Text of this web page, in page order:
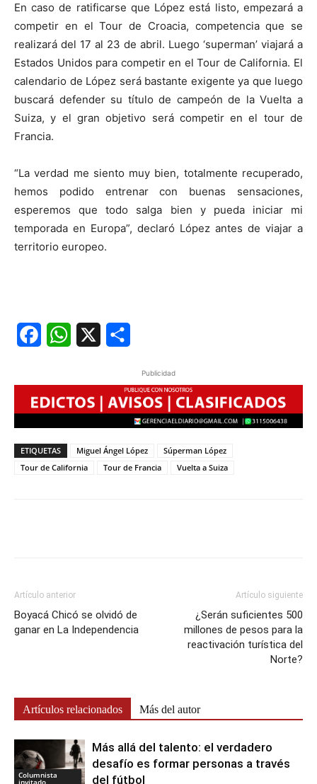
En caso de ratificarse que López está listo, empezará a
competir en el Tour de Croacia, competencia que se
realizará del 17 al 23 de abril. Luego ‘superman’ viajará a
Estados Unidos para competir en el Tour de California. El
calendario de López será bastante exigente ya que luego
buscará defender su título de campeón de la Vuelta a
Suiza, y el gran objetivo será competir en el tour de
Francia.
“La verdad me siento muy bien, totalmente recuperado,
hemos podido entrenar con buenas sensaciones,
esperemos que todo salga bien y pueda iniciar mi
temporada en Europa”, declaró López antes de viajar a
territorio europeo.
FacebookWhatsApp
Publicidad
ETIQUETAS Miguel Ángel López
Súperman López
Tour de California
Tour de Francia Vuelta a Suiza
Artículo anterior
Boyacá Chicó se olvidó de
ganar en La Independencia
Artículo siguiente
¿Serán suficientes 500
millones de pesos para la
reactivación turística del
Norte?
Artículos relacionados Más del autor
Columnista
Más allá del talento: el verdadero
desafío es formar personas a través
del fútbol